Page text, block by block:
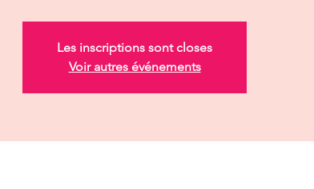
Les inscriptions sont closes
Voir autres événements